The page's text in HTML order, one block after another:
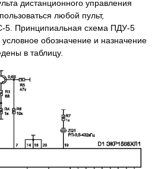
дистанционного управления
любой пульт,
5. Принципиальная схема ПДУ-5
обозначение и назначение
в таблицу.